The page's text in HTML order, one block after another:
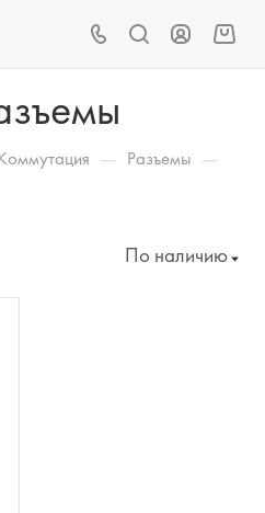
— Разъемы —
По наличию